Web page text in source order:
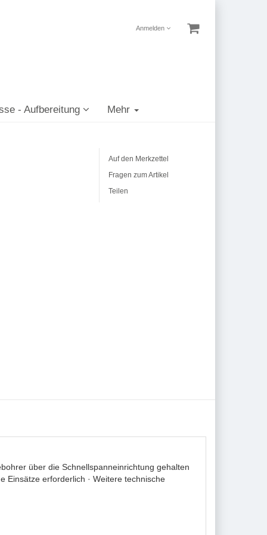
Anmelden
- Aufbereitung Mehr
Auf den Merkzettel
Fragen zum Artikel
Teilen
über die Schnellspanneinrichtung gehalten
Einsätze erforderlich · Weitere technische